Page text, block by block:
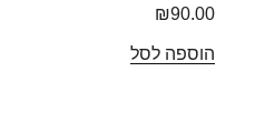
₪90.00
הוספה לסל